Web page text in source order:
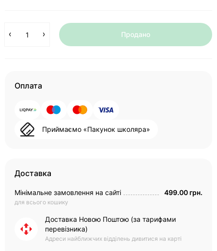
Продано
Оплата
Приймаємо «Пакунок школяра»
Доставка
Мінімальне замовлення на сайті
для всього кошику
499.00 грн.
Доставка Новою Поштою (за тарифами
перевізника)
Адреси найближчих відділень дивитися на карті